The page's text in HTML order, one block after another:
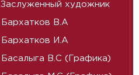
Заслуженный художник
Бархатков В.А
Бархатков И.А
Басалыга В.С (Графика)